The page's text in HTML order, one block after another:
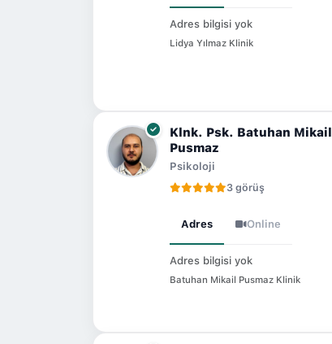
Adres bilgisi yok
Lidya Yılmaz Klinik
Klnk. Psk. Batuhan Mikail
Pusmaz
Psikoloji
3 görüş
Adres Online
Adres bilgisi yok
Batuhan Mikail Pusmaz Klinik